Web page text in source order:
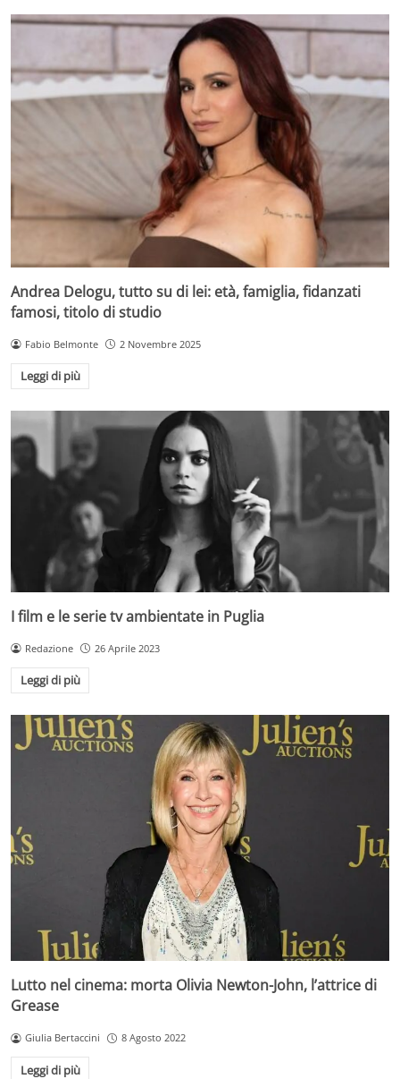
Andrea Delogu, tutto su di lei: età, famiglia, fidanzati
famosi, titolo di studio
Fabio Belmonte 2 Novembre 2025
Leggi di più
I film e le serie tv ambientate in Puglia
Redazione 26 Aprile 2023
Leggi di più
Lutto nel cinema: morta Olivia Newton-John, l’attrice di
Grease
Giulia Bertaccini 8 Agosto 2022
Leggi di più